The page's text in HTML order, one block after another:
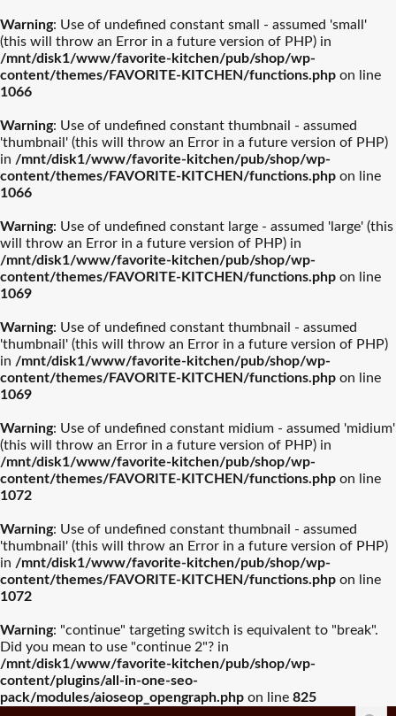
Warning: Use of undefined constant small - assumed 'small'
(this will throw an Error in a future version of PHP) in
/mnt/disk1/www/favorite-kitchen/pub/shop/wp-
content/themes/FAVORITE-KITCHEN/functions.php on line
1066
Warning: Use of undefined constant thumbnail - assumed
'thumbnail' (this will throw an Error in a future version of PHP)
in /mnt/disk1/www/favorite-kitchen/pub/shop/wp-
content/themes/FAVORITE-KITCHEN/functions.php on line
1066
Warning: Use of undefined constant large - assumed 'large' (this
will throw an Error in a future version of PHP) in
/mnt/disk1/www/favorite-kitchen/pub/shop/wp-
content/themes/FAVORITE-KITCHEN/functions.php on line
1069
Warning: Use of undefined constant thumbnail - assumed
'thumbnail' (this will throw an Error in a future version of PHP)
in /mnt/disk1/www/favorite-kitchen/pub/shop/wp-
content/themes/FAVORITE-KITCHEN/functions.php on line
1069
Warning: Use of undefined constant midium - assumed 'midium'
(this will throw an Error in a future version of PHP) in
/mnt/disk1/www/favorite-kitchen/pub/shop/wp-
content/themes/FAVORITE-KITCHEN/functions.php on line
1072
Warning: Use of undefined constant thumbnail - assumed
'thumbnail' (this will throw an Error in a future version of PHP)
in /mnt/disk1/www/favorite-kitchen/pub/shop/wp-
content/themes/FAVORITE-KITCHEN/functions.php on line
1072
Warning: "continue" targeting switch is equivalent to "break".
Did you mean to use "continue 2"? in
/mnt/disk1/www/favorite-kitchen/pub/shop/wp-
content/plugins/all-in-one-seo-
pack/modules/aioseop_opengraph.php on line 825
ストウブ カネスズセラミックス
ビクトリノックス イッタラ
カメヤマ ルミナラ
山崎実業 木村硝子店
ワサラ Arc International
Anchor Hocking EBM
VETRI DELLE VENEZIE
Chelf＆Sommelier Libbey
すすめギフト
出産祝おすすめギフト 新築祝おすすめギフト
誕生日祝おすすめギフト
入園・入学祝おすすめギフ
お中元おすすめギフト お歳暮おすすめギフト
母の日おすすめギフト 父の日おすすめギフト
賀寿祝おすすめギフト
お見舞いおすすめギフト 新築内祝おすすめギフト
グラスバリエ ワイン・バー用品
容器類
プレート・器人気
ランキング
カトラリー人気ル
ランキング
グラスバリエ人気
ランキング
ワイン・バー用品
人気ランキング
容器類人気ランキ
ング
包丁・ハサミ人気
ランキング
フライパン・鍋人
気ランキング
気ランニング
all プレート・器
パーティプレート
前菜＆デザート
仕切り皿
スープ